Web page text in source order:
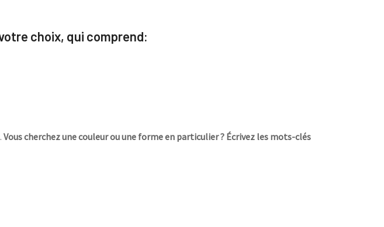
choix, qui comprend:
Vous cherchez une couleur ou une forme en particulier ? Écrivez les mots-clés